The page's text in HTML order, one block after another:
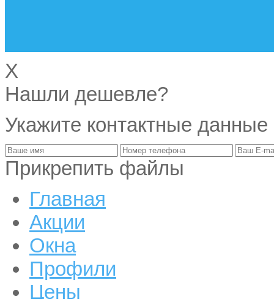
X
Нашли дешевле?
Укажите контактные
Прикрепить файлы
Главная
Акции
Окна
Профили
Цены